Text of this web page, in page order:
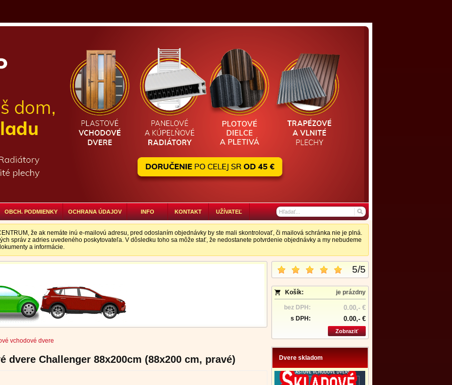
OBCH. PODMIENKY OCHRANA ÚDAJOV INFO KONTAKT UŽÍVATEĽ
že ak nemáte inú e-mailovú adresu, pred odoslaním objednávky by ste mali skontrolovať, či mailová schránka nie je plná.
správ z adries uvedeného poskytovateľa. V dôsledku toho sa môže stať, že nedostanete potvrdenie objednávky a my nebudeme
a informácie.
5/5
Košík: je prázdny
bez DPH: 0.00,- €
s DPH: 0.00,- €
Zobraziť
Dvere skladom
vchodové dvere
dvere Challenger 88x200cm (88x200 cm, pravé)